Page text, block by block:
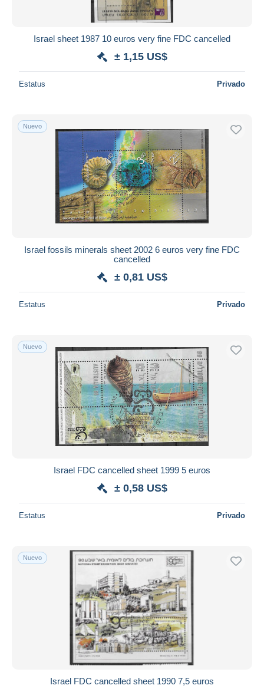
Israel sheet 1987 10 euros very fine FDC cancelled
± 1,15 US$
Estatus Privado
Nuevo
Israel fossils minerals sheet 2002 6 euros very fine FDC
cancelled
± 0,81 US$
Estatus Privado
Nuevo
Israel FDC cancelled sheet 1999 5 euros
± 0,58 US$
Estatus Privado
Nuevo
Israel FDC cancelled sheet 1990 7,5 euros